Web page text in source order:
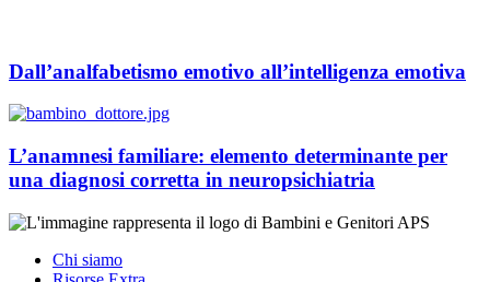
Dall’analfabetismo emotivo all’intelligenza emotiva
L’anamnesi familiare: elemento determinante per
una diagnosi corretta in neuropsichiatria
Chi siamo